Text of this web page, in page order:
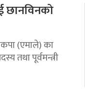
छानविनको
(एमाले) का
तथा पूर्वमन्त्री